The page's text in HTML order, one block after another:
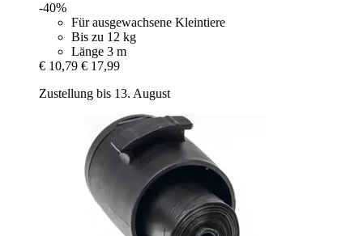
-40%
Für ausgewachsene Kleintiere
Bis zu 12 kg
Länge 3 m
€ 10,79 € 17,99
Zustellung bis 13. August